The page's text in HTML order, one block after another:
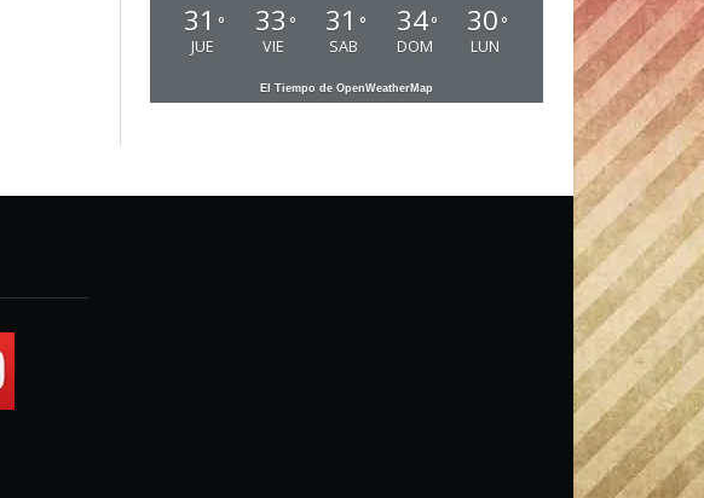
31 °
JUE
33 °
VIE
31 °
SAB
34°
DOM
30 °
LUN
El Tiempo de OpenWeatherMap